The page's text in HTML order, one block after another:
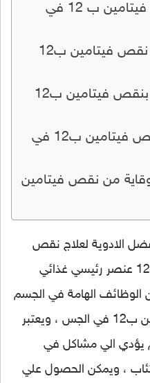
اعراض وعلامات نقص فيتامين ب 12 في
علامات اخري تدل علي نقص فيتامين ب12
من مضاعفات الاصابة بنقص فيتامين ب12
افضل الادوية لعلاج نقص فيتامين ب12 في
من نقص فيتامين
نقص فيتامين ب12 وافضل الادوية لعلاج نقص
فيتامين ب12 ، يعد فيتامين ب12 عنصر رئيسي غذائي
الوظائف الهامة في الجسم
، لا يستطيع الجسم انتاج فيتامين ب12 في الجس ، ويعتبر
في الجسم يؤدي الي مشاكل في
، ويمكن الحصول علي